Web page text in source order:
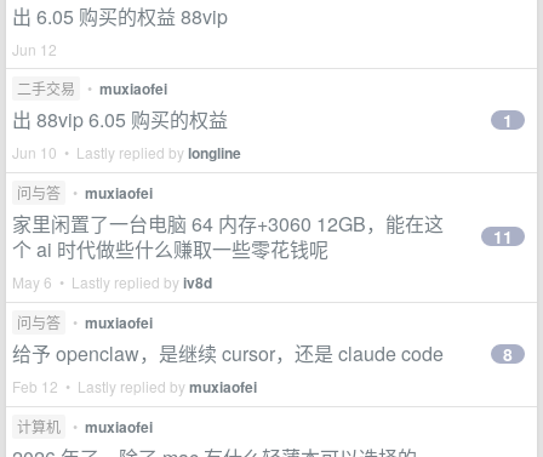
出 6.05 购买的权益 88vip
Jun 12
二手交易
• muxiaofei
出 88vip 6.05 购买的权益
Jun 10 • Lastly replied bylongline
1
问与答 • muxiaofei
家里闲置了一台电脑 64 内存+3060 12GB，能在这
个 ai 时代做些什么赚取一些零花钱呢
May 6 • Lastly replied byiv8d
11
问与答 • muxiaofei
给予 openclaw，是继续 cursor，还是 claude code
Feb 12 • Lastly replied bymuxiaofei
8
计算机 • muxiaofei